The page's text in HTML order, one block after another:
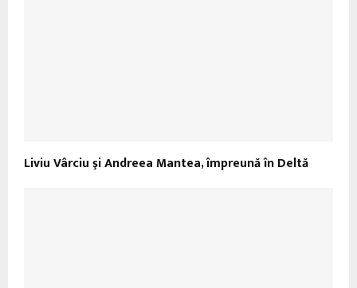
Liviu Vârciu şi Andreea Mantea, împreună în Deltă